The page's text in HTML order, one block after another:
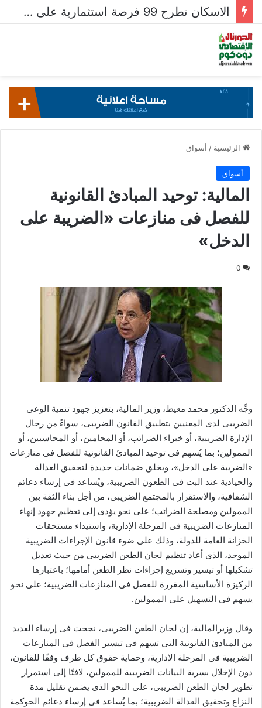
الاسكان تطرح 99 فرصة استثمارية على بوابة خدمات المستثمرين للشركات المصرية واستقبال 204 طلبات للشركات الأجنبية
الرئيسية / أسواق
أسواق
المالية: توحيد المبادئ القانونية
للفصل فى منازعات «الضريبة على
الدخل»
0
وجَّه الدكتور محمد معيط، وزير المالية، بتعزيز جهود تنمية الوعى
الضريبى لدى المعنيين بتطبيق القانون الضريبى، سواءً من رجال
الإدارة الضريبية، أو خبراء الضرائب، أو المحامين، أو المحاسبين، أو
الممولين؛ بما يُسهم فى توحيد المبادئ القانونية للفصل فى منازعات
«الضريبة على الدخل»، ويخلق ضمانات جديدة لتحقيق العدالة
والحيادية عند البت فى الطعون الضريبية، ويُساعد فى إرساء دعائم
الشفافية، والاستقرار بالمجتمع الضريبى، من أجل بناء الثقة بين
الممولين ومصلحة الضرائب؛ على نحو يؤدى إلى تعظيم جهود إنهاء
المنازعات الضريبية فى المرحلة الإدارية، واستيداء مستحقات
الخزانة العامة للدولة، وذلك على ضوء قانون الإجراءات الضريبية
الموحد، الذى أعاد تنظيم لجان الطعن الضريبى من حيث تعديل
تشكيلها أو تيسير وتسريع إجراءات نظر الطعن أمامها؛ باعتبارها
الركيزة الأساسية المقررة للفصل فى المنازعات الضريبية؛ على نحو
يسهم فى التسهيل على الممولين.
وقال وزيرالمالية، إن لجان الطعن الضريبى، نجحت فى إرساء العديد
من المبادئ القانونية التى تسهم فى تيسير الفصل فى المنازعات
الضريبية فى المرحلة الإدارية، وحماية حقوق كل طرف وفقًا للقانون،
دون الإخلال بسرية البيانات الضريبية للممولين، لافتًا إلى استمرار
تطوير لجان الطعن الضريبى، على النحو الذى يضمن تقليل مدة
النزاع وتحقيق العدالة الضريبية؛ بما يُساعد فى إرساء دعائم الحوكمة